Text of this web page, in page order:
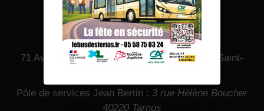
71 Avenue du Corps Franc Pommies, 40280 Saint-
Pôle de services Jean Bertin : 3 rue Hélène Boucher
40220 Tarnos